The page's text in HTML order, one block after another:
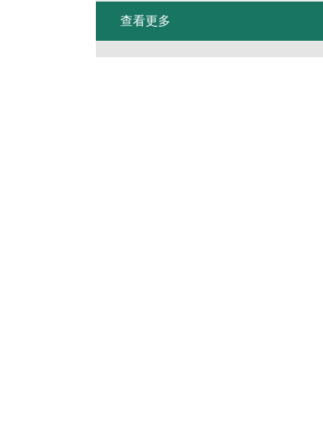
查看更多